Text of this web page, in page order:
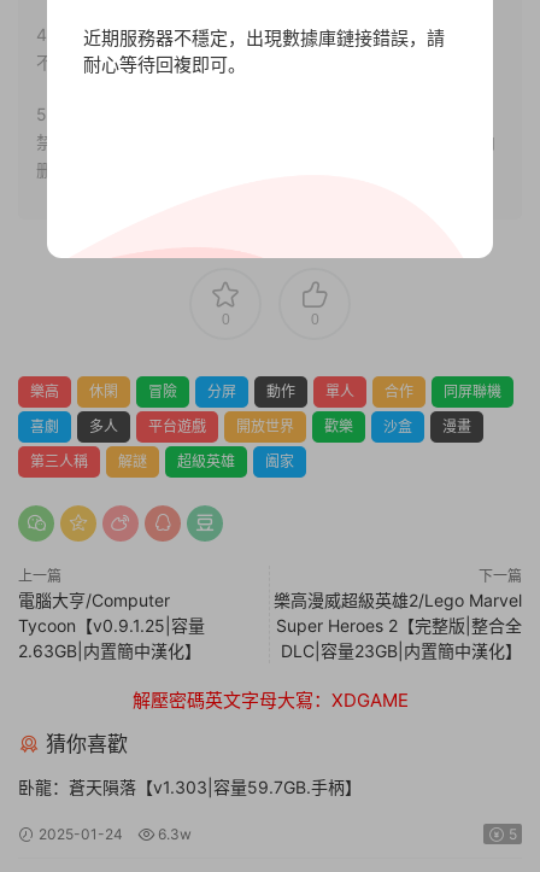
4.本站部分内容均由互聯網收集整理，僅供大家參考、學習，
不存在任何商業目的與商業用途。
5.本站提供的所有資源僅供參考學習使用，版權歸原著所有，
禁止下載本站資源參與任何商業和非法行爲，請于24小時之内
删除!
0 0
樂高 休閑 冒險 分屏 動作 單人 合作
同屏聯機
喜劇
多人 平台遊戲 開放世界 歡樂 沙盒
漫畫
第三人稱
解謎 超級英雄 阖家
上一篇
電腦大亨/Computer
Tycoon【v0.9.1.25|容量
2.63GB|内置簡中漢化】
下一篇
樂高漫威超級英雄2/Lego Marvel
Super Heroes 2【完整版|整合全
DLC|容量23GB|内置簡中漢化】
解壓密碼英文字母大寫：XDGAME
猜你喜歡
卧龍：蒼天隕落【v1.303|容量59.7GB.手柄】
2025-01-24 6.3w 5
近期服務器不穩定，出現數據庫鏈接錯誤，請
耐心等待回複即可。